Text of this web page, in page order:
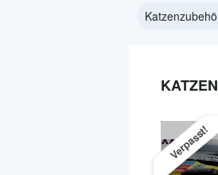
Verpasst!